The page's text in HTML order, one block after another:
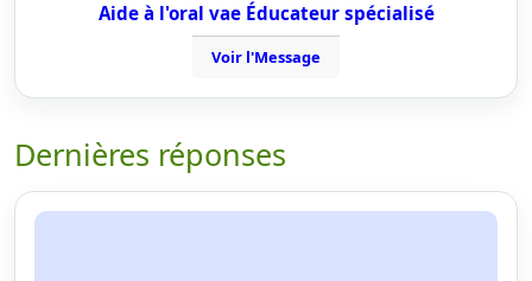
Aide à l'oral vae Éducateur spécialisé
Voir l'Message
Dernières réponses